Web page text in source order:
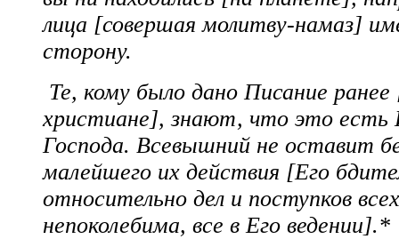
лица [совершая молитву-намаз]
сторону.
Те, кому было дано Писание ранее
христиане], знают, что это
Господа. Всевышний не оставит
малейшего их действия [Его
относительно дел и поступков
непоколебима, все в Его ведении].*